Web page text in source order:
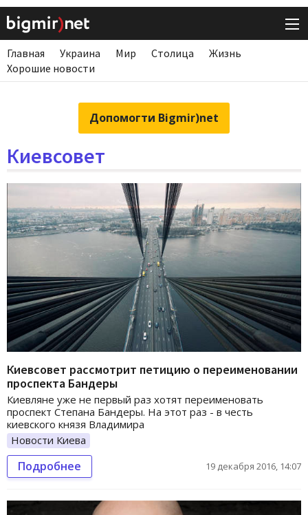
Главная Украина Мир Столица
Жизнь
Хорошие новости
Допомогти Bigmir)net
Киевсовет
Киевсовет рассмотрит петицию о переименовании
проспекта Бандеры
Киевляне уже не первый раз хотят переименовать
проспект Степана Бандеры. На этот раз - в честь
киевского князя Владимира
Новости Киева
Подробнее 19 декабря 2016, 14:07